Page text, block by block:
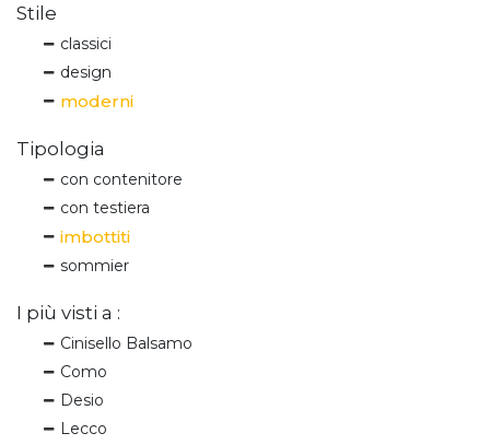
Stile
classici
design
moderni
Tipologia
con contenitore
con testiera
imbottiti
sommier
I più visti a :
Cinisello Balsamo
Como
Desio
Lecco